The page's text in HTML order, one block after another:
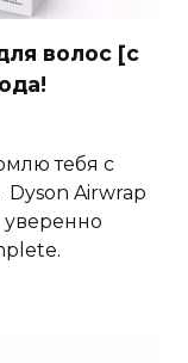
волос [с
тебя с
Airwrap